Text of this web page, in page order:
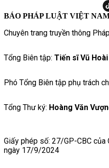
BÁO PHÁP LUẬT VIỆT
Chuyên trang truyền thông
Tổng Biên tập: Tiến sĩ Vũ
Phó Tổng Biên tập phụ trách
Tổng Thư ký: Hoàng Văn
Giấy phép số: 27/GP-CBC của
ngày 17/9/2024